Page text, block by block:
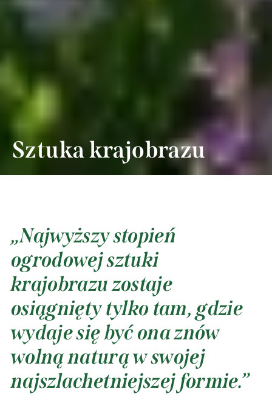
Sztuka krajobrazu
Najwyższy stopień
ogrodowej sztuki
krajobrazu zostaje
osiągnięty tylko tam, gdzie
wydaje się być ona znów
wolną naturą w swojej
najszlachetniejszej formie.